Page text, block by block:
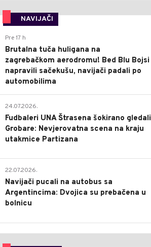
NAVIJAČI
Pre 17 h
Brutalna tuča huligana na
zagrebačkom aerodromu! Bed Blu Bojsi
napravili sačekušu, navijači padali po
automobilima
24.07.2026.
Fudbaleri UNA Štrasena šokirano gledali
Grobare: Nevjerovatna scena na kraju
utakmice Partizana
22.07.2026.
Navijači pucali na autobus sa
Argentincima: Dvojica su prebačena u
bolnicu